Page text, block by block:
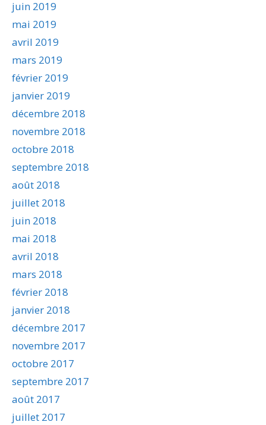
juin 2019
mai 2019
avril 2019
mars 2019
février 2019
janvier 2019
décembre 2018
novembre 2018
octobre 2018
septembre 2018
août 2018
juillet 2018
juin 2018
mai 2018
avril 2018
mars 2018
février 2018
janvier 2018
décembre 2017
novembre 2017
octobre 2017
septembre 2017
août 2017
juillet 2017